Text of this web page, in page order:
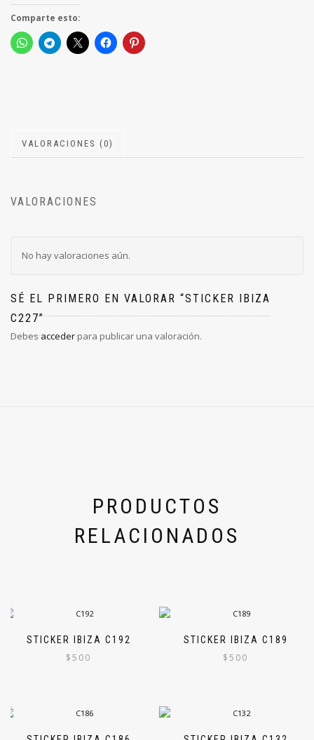
Comparte esto:
VALORACIONES (0)
VALORACIONES
No hay valoraciones aún.
SÉ EL PRIMERO EN VALORAR “STICKER IBIZA
C227”
Debesacceder para publicar una valoración.
PRODUCTOS
RELACIONADOS
STICKER IBIZA C192
$500
STICKER IBIZA C189
$500